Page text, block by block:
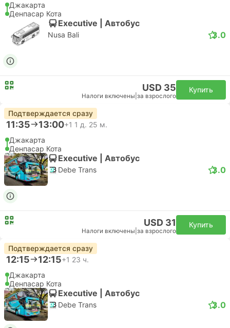
Джакарта
Денпасар Кота
Executive | Автобус
Nusa Bali 3.0
USD 35
Налоги включены за взрослого
Купить
Подтверждается сразу
11:35 13:00+1 1 д. 25 м.
Джакарта
Денпасар Кота
Executive | Автобус
Debe Trans 3.0
USD 31
Налоги включены за взрослого
Купить
Подтверждается сразу
12:15 12:15+1 23 ч.
Джакарта
Денпасар Кота
Executive | Автобус
Debe Trans 3.0